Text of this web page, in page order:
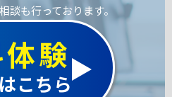
談も行っております。
験
こちら